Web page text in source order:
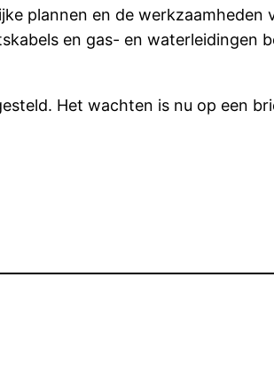
plannen en de werkzaamheden
en gas- en waterleidingen
Het wachten is nu op een